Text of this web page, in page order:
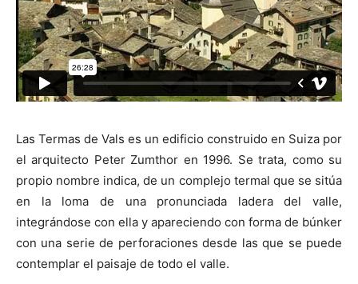
Las Termas de Vals es un edificio construido en Suiza por
el arquitecto Peter Zumthor en 1996. Se trata, como su
propio nombre indica, de un complejo termal que se sitúa
en la loma de una pronunciada ladera del valle,
integrándose con ella y apareciendo con forma de búnker
con una serie de perforaciones desde las que se puede
contemplar el paisaje de todo el valle.